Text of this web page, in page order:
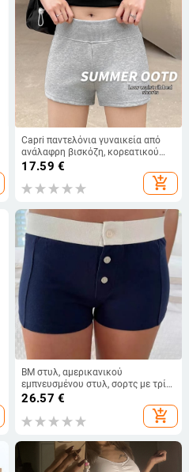
Capri παντελόνια γυναικεία από
ανάλαφρη βισκόζη, κορεατικού
μινιμαλιστικού στυλ, ψηλόμεσα,
καθημερινά παντελόνια
17.59 €
add_shopping_cart
BM στυλ, αμερικανικού
εμπνευσμένου στυλ, σορτς με τρία
κουμπιά, χρωματικό μπλοκ, στενή
26.57 €
add_shopping_cart